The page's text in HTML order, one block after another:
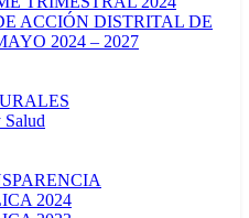
ACCIÓN DISTRITAL DE
2024 – 2027
Salud
2024